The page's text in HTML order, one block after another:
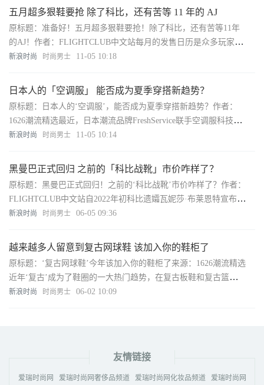
五月超多狠鞋要抢 除了科比，还有苦等 11 年的 AJ
原标题：准备好！五月超多狠鞋要抢！除了科比，还有苦等11年
的AJ！作者：FLIGHTCLUB中文站每月的发售日历是众多玩家最
关注的内容之一，毕竟只有提前掌握最新发售动态，才有机会买
新浪时尚 时尚男士 11-05 10:18
日本人的「空调服」 能否成为夏季穿搭新趋势？
原标题：日本人的‘空调服’，能否成为夏季穿搭新趋势？作者：
1626潮流精选最近，日本潮流品牌FreshService联手空调服科技公
司Kuchofuku推出了一款全新‘空调马甲’：采用柔软亲肤的SOLO
新浪时尚 时尚男士 11-05 10:14
黑曼巴正式回归 之前的「科比战靴」市价咋样了？
原标题：黑曼巴正式回归！之前的‘科比战靴’市价咋样了？作者：
FLIGHTCLUB中文站自2022年初科比遗孀瓦妮莎·布莱恩特宣布与
Nike重新续约开始，众多科密就开始期待着NikeKobe系列的回
新浪时尚 时尚男士 06-05 09:36
越来越多人留意到复古网球鞋 该加入你的鞋柜了
原标题：‘复古网球鞋’今年该加入你的鞋柜了来源：1626潮流精选
近年‘复古’成为了鞋圈的一大热门趋势，在复古板鞋和复古篮球鞋
爆火后，球鞋玩家们的视线又再度聚焦到了复古网球鞋之上。
新浪时尚 时尚男士 06-02 10:09
友情链接
爱瑞时尚网 爱瑞时尚网奢侈品频道 爱瑞时尚网化妆品频道 爱瑞时尚网